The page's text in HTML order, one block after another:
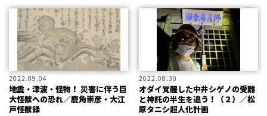
社・花谷幸比古宮司にお話をうかが
った。 土地神にご挨拶し、栄えを祈
願する次第とは？
恐ろしく、想像を超えた「ちから」
に満ち、存在の奇跡を思わせる驚異
の御神木群だった。
2022.09.04
地震・津波・怪物！ 災害に伴う巨
大怪獣への恐れ／鹿角崇彦・大江
戸怪獣録
2022.08.30
オダイ覚醒した中井シゲノの受難
と神託の半生を追う！（２）／松
原タニシ超人化計画